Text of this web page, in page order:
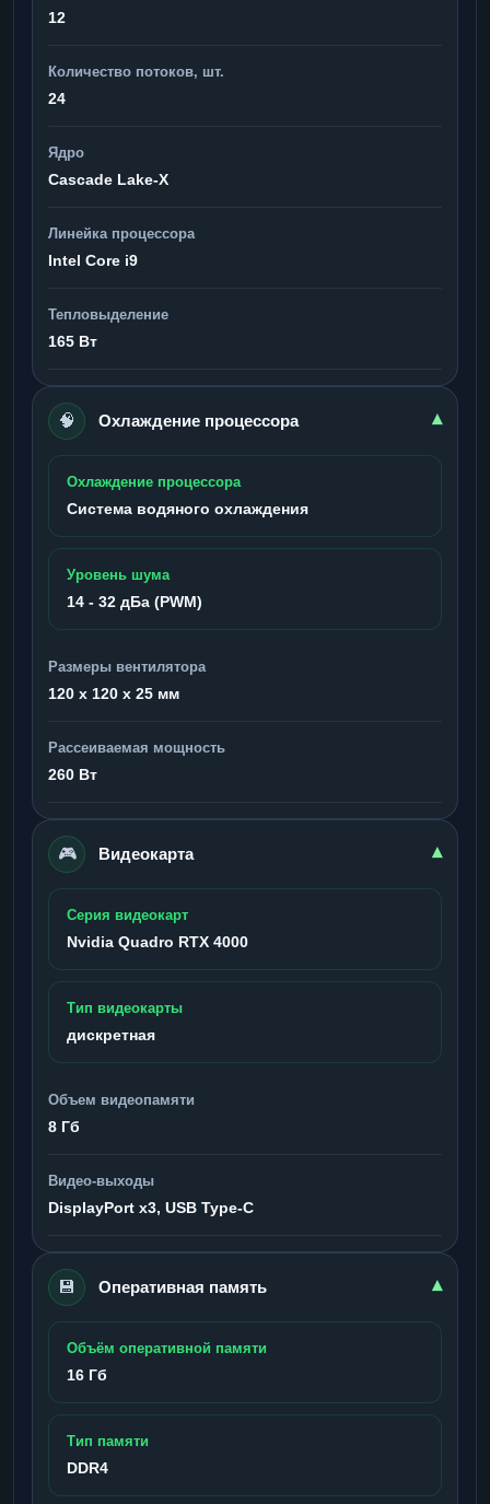
12
Количество потоков, шт.
24
Ядро
Cascade Lake-X
Линейка процессора
Intel Core i9
Тепловыделение
165 Вт
🧠 Охлаждение процессора ▾
Охлаждение процессора
Система водяного охлаждения
Уровень шума
14 - 32 дБа (PWM)
Размеры вентилятора
120 x 120 x 25 мм
Рассеиваемая мощность
260 Вт
🎮 Видеокарта ▾
Серия видеокарт
Nvidia Quadro RTX 4000
Тип видеокарты
дискретная
Объем видеопамяти
8 Гб
Видео-выходы
DisplayPort x3, USB Type-C
💾 Оперативная память ▾
Объём оперативной памяти
16 Гб
Тип памяти
DDR4